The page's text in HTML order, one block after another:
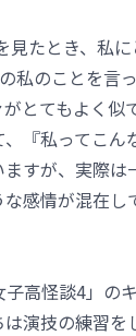
見たとき、私
私のことを言
とてもよく似
『私ってこん
すが、実際は
感情が混在し
高怪談4」の
演技の練習を